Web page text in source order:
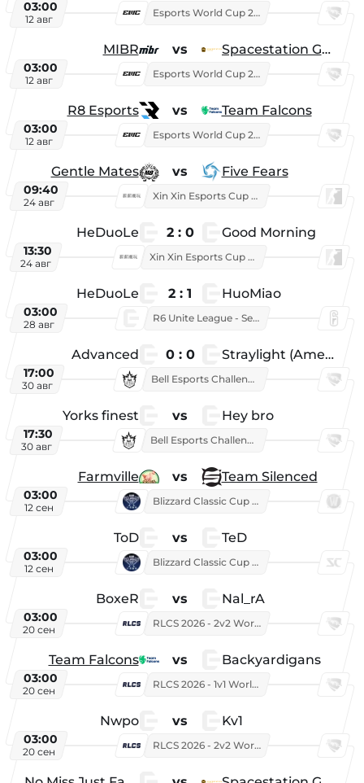
03:00
12 авг
Esports World Cup 2026
MIBR vs Spacestation Gaming
03:00
12 авг
Esports World Cup 2026
R8 Esports vs Team Falcons
03:00
12 авг
Esports World Cup 2026
Gentle Mates vs Five Fears
09:40
24 авг
Xin Xin Esports Cup 2025
HeDuoLe 2 : 0 Good Morning
13:30
24 авг
Xin Xin Esports Cup 2026
HeDuoLe 2 : 1 HuoMiao
03:00
28 авг
R6 Unite League - Season 1
Advanced 0 : 0 Straylight (American team)
17:00
30 авг
Bell Esports Challenge 2026
Yorks finest vs Hey bro
17:30
30 авг
Bell Esports Challenge 2026
Farmville vs Team Silenced
03:00
12 сен
Blizzard Classic Cup 2026
ToD vs TeD
03:00
12 сен
Blizzard Classic Cup 2026
BoxeR vs Nal_rA
03:00
20 сен
RLCS 2026 - 2v2 World Championship
Team Falcons vs Backyardigans
03:00
20 сен
RLCS 2026 - 1v1 World Championship
Nwpo vs Kv1
03:00
20 сен
RLCS 2026 - 2v2 World Championship